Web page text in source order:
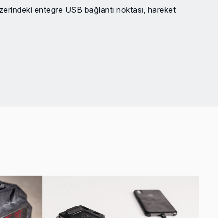
entegre USB bağlantı noktası, hareket
şarj edilmesini sağlar